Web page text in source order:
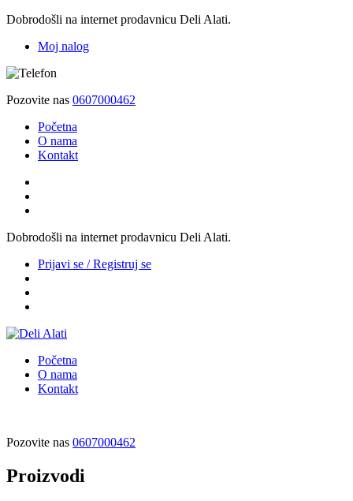
Dobrodošli na internet prodavnicu Deli Alati.
Moj nalog
Pozovite nas 0607000462
Početna
O nama
Kontakt
Dobrodošli na internet prodavnicu Deli Alati.
Prijavi se / Registruj se
Početna
O nama
Kontakt
Pozovite nas 0607000462
Proizvodi